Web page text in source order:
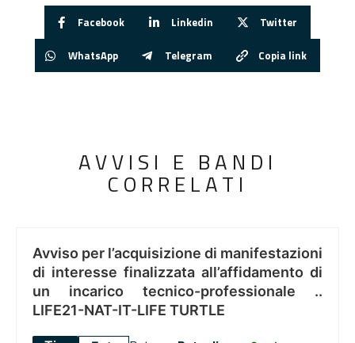
Facebook Linkedin Twitter
WhatsApp Telegram Copia link
AVVISI E BANDI
CORRELATI
Avviso per l’acquisizione di manifestazioni
di interesse finalizzata all’affidamento di
un incarico tecnico-professionale ..
LIFE21-NAT-IT-LIFE TURTLE